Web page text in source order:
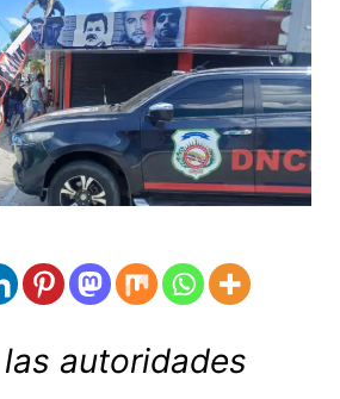
autoridades